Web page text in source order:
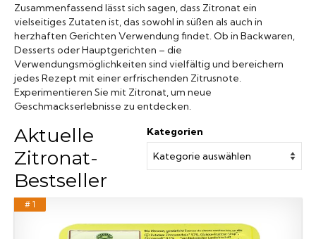
Zusammenfassend lässt sich sagen, dass Zitronat ein
vielseitiges Zutaten ist, das sowohl in süßen als auch in
herzhaften Gerichten Verwendung findet. Ob in Backwaren,
Desserts oder Hauptgerichten – die
Verwendungsmöglichkeiten sind vielfältig und bereichern
jedes Rezept mit einer erfrischenden Zitrusnote.
Experimentieren Sie mit Zitronat, um neue
Geschmackserlebnisse zu entdecken.
Kategorien
Aktuelle
Zitronat-
Bestseller
# 1